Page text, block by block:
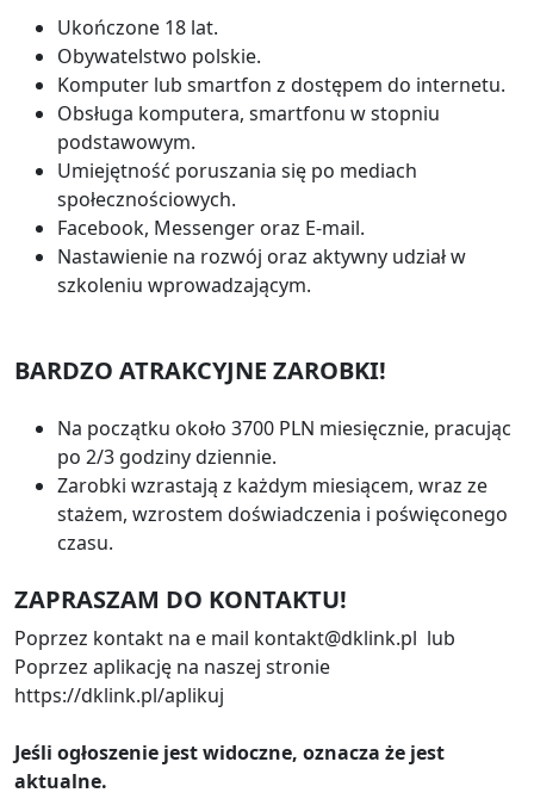
Ukończone 18 lat.
Obywatelstwo polskie.
Komputer lub smartfon z dostępem do internetu.
Obsługa komputera, smartfonu w stopniu
podstawowym.
Umiejętność poruszania się po mediach
społecznościowych.
Facebook, Messenger oraz E-mail.
Nastawienie na rozwój oraz aktywny udział w
szkoleniu wprowadzającym.
BARDZO ATRAKCYJNE ZAROBKI!
Na początku około 3700 PLN miesięcznie, pracując
po 2/3 godziny dziennie.
Zarobki wzrastają z każdym miesiącem, wraz ze
stażem, wzrostem doświadczenia i poświęconego
czasu.
ZAPRASZAM DO KONTAKTU!
Poprzez kontakt na e mail kontakt@dklink.pl lub
Poprzez aplikację na naszej stronie
https://dklink.pl/aplikuj
Jeśli ogłoszenie jest widoczne, oznacza że jest
aktualne.